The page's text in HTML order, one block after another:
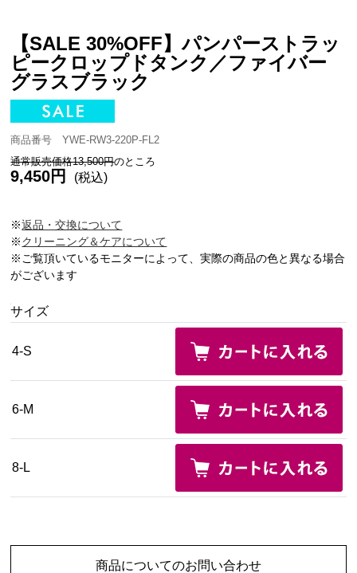
【SALE 30%OFF】パンパーストラッ
ピークロップドタンク／ファイバー
グラスブラック
商品番号 YWE-RW3-220P-FL2
通常販売価格13,500円のところ
9,450円 (税込)
※返品・交換について
※クリーニング＆ケアについて
※ご覧頂いているモニターによって、実際の商品の色と異なる場合
がございます
サイズ
4-S
6-M
8-L
商品についてのお問い合わせ